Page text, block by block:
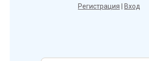
Регистрация
Вход